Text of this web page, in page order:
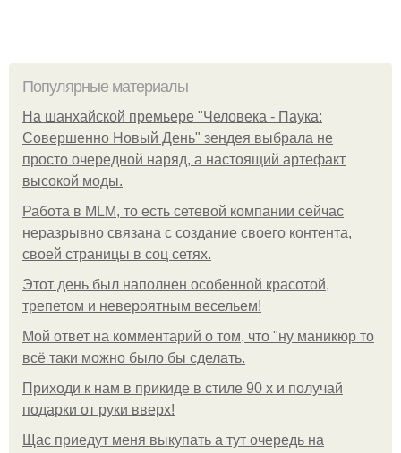
Популярные материалы
На шанхайской премьере "Человека - Паука:
Совершенно Новый День" зендея выбрала не
просто очередной наряд, а настоящий артефакт
высокой моды.
Работа в MLM, то есть сетевой компании сейчас
неразрывно связана с создание своего контента,
своей страницы в соц сетях.
Этот день был наполнен особенной красотой,
трепетом и невероятным весельем!
Мой ответ на комментарий о том, что "ну маникюр то
всё таки можно было бы сделать.
Приходи к нам в прикиде в стиле 90 х и получай
подарки от руки вверх!
Щас приедут меня выкупать а тут очередь на